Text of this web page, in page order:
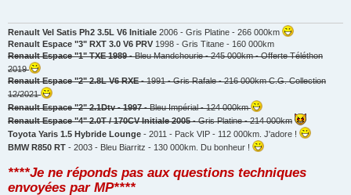
n
n
l
u
Renault Vel Satis Ph2 3.5L V6 Initiale 2006 - Gris Platine - 266 000km
Renault Espace "3" RXT 3.0 V6 PRV 1998 - Gris Titane - 160 000km
Renault Espace "1" TXE 1989- Bleu Mandchourie - 245 000km - Offerte Téléthon
2019
Renault Espace "2" 2.8L V6 RXE- 1991 - Gris Rafale - 216 000km C.G. Collection
12/2021
Renault Espace "2" 2.1Dtv - 1997- Bleu Impérial - 124 000km
Renault Espace "4" 2.0T / 170CV Initiale 2005- Gris Platine - 214 000km
Toyota Yaris 1.5 Hybride Lounge - 2011 - Pack VIP - 112 000km. J'adore !
BMW R850 RT - 2003 - Bleu Biarritz - 130 000km. Du bonheur !
****Je ne réponds pas aux questions techniques
envoyées par MP****